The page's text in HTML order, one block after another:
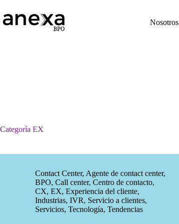
al
contenido
Nosotros
Categoría EX
Contact Center, Agente de contact center,
BPO, Call center, Centro de contacto,
CX, EX, Experiencia del cliente,
Industrias, IVR, Servicio a clientes,
Servicios, Tecnología, Tendencias